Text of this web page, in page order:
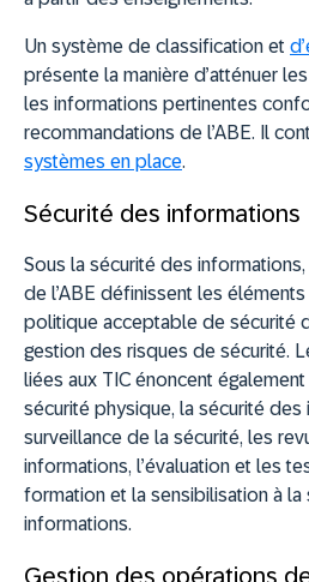
Un système de classification et
présente la manière d’atténuer
les informations pertinentes
recommandations de l’ABE. Il
systèmes en place.
Sécurité des informations
Sous la sécurité des
de l’ABE définissent les
politique acceptable de sécurité
gestion des risques de sécurité.
liées aux TIC énoncent
sécurité physique, la sécurité
surveillance de la sécurité, les
informations, l’évaluation et les
formation et la sensibilisation à la
informations.
Gestion des opérations